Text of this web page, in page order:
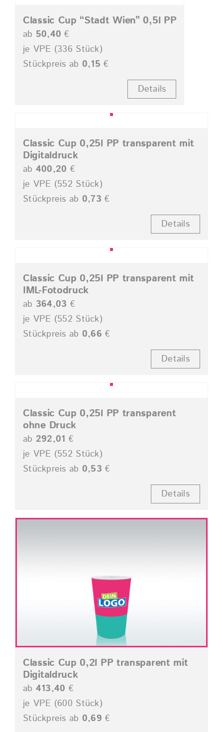
Classic Cup “Stadt Wien” 0,5l PP
ab 50,40 €
je VPE (336 Stück)
Stückpreis ab 0,15 €
Details
Classic Cup 0,25l PP transparent mit
Digitaldruck
ab 400,20 €
je VPE (552 Stück)
Stückpreis ab 0,73 €
Details
Classic Cup 0,25l PP transparent mit
IML-Fotodruck
ab 364,03 €
je VPE (552 Stück)
Stückpreis ab 0,66 €
Details
Classic Cup 0,25l PP transparent
ohne Druck
ab 292,01 €
je VPE (552 Stück)
Stückpreis ab 0,53 €
Details
Classic Cup 0,2l PP transparent mit
Digitaldruck
ab 413,40 €
je VPE (600 Stück)
Stückpreis ab 0,69 €